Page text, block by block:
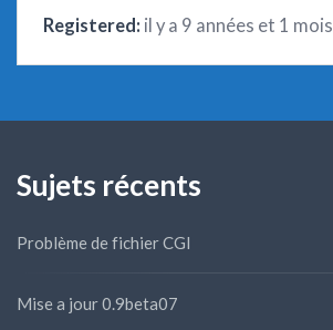
Registered: il y a 9 années et 1 mois
Sujets récents
Problème de fichier CGI
Mise a jour 0.9beta07